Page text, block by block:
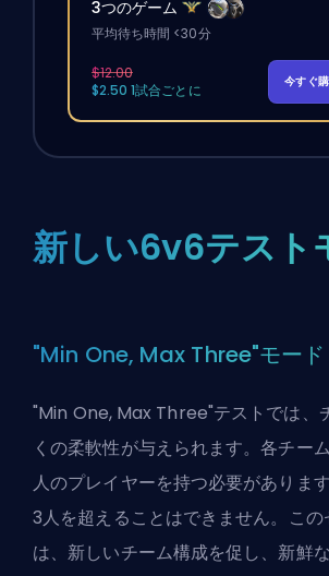
3つのゲーム
平均待ち時間 <30分
$12.00
$2.50 1試合ごとに
今すぐ
新しい6v6テスト
"Min One, Max Three"モード
"Min One, Max Three"テストでは、
くの柔軟性が与えられます。各チー
人のプレイヤーを持つ必要がありま
3人を超えることはできません。こ
は、新しいチーム構成を促し、新鮮